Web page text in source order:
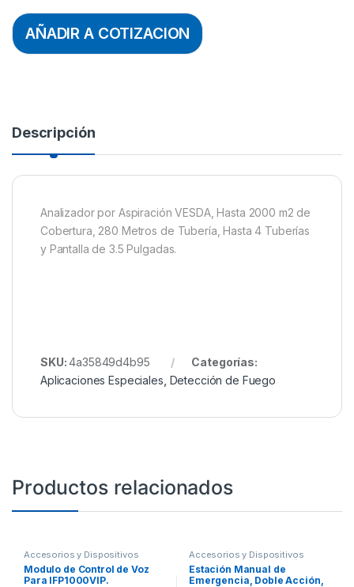
AÑADIR A COTIZACION
Descripción
Analizador por Aspiración VESDA, Hasta 2000 m2 de
Cobertura, 280 Metros de Tubería, Hasta 4 Tuberías
y Pantalla de 3.5 Pulgadas.
SKU:4a35849d4b95
Categorías:
Aplicaciones Especiales Detección de Fuego
Productos relacionados
Accesorios y Dispositivos
Direccionables Detección de
Fuego
Modulo de Control de Voz
Para IFP1000VIP.
Accesorios y Dispositivos
Direccionables Detección de
Fuego
Estación Manual de
Emergencia, Doble Acción,